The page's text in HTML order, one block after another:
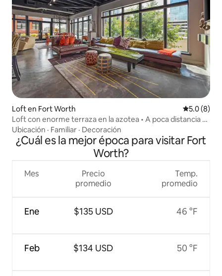
Loft en Fort Worth
5.0 (8)
Loft con enorme terraza en la azotea • A poca distancia a
pie de Sundance
Ubicación · Familiar · Decoración
¿Cuál es la mejor época para visitar Fort
Worth?
Mes
Ene
Feb
Precio
promedio
$135 USD
$134 USD
Temp.
promedio
46 °F
50 °F